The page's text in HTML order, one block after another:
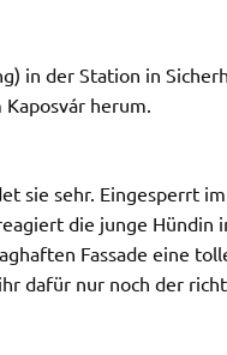
in der Station in
herum.
sie sehr. Eingesperrt
die junge Hündin
Fassade eine
dafür nur noch der